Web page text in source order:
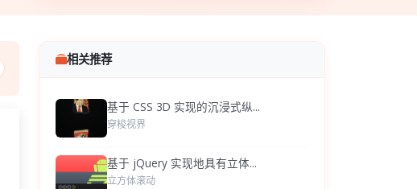
相关推荐
基于 CSS 3D 实现的沉浸式纵...
穿梭视界
基于 jQuery 实现地具有立体...
立方体滚动